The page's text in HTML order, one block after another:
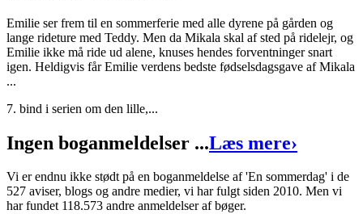
Emilie ser frem til en sommerferie med alle dyrene på gården og
lange rideture med Teddy. Men da Mikala skal af sted på ridelejr, og
Emilie ikke må ride ud alene, knuses hendes forventninger snart
igen. Heldigvis får Emilie verdens bedste fødselsdagsgave af Mikala
...
7. bind i serien om den lille,...
Ingen boganmeldelser ...Læs mere›
Vi er endnu ikke stødt på en boganmeldelse af 'En sommerdag' i de
527 aviser, blogs og andre medier, vi har fulgt siden 2010. Men vi
har fundet 118.573 andre anmeldelser af bøger.